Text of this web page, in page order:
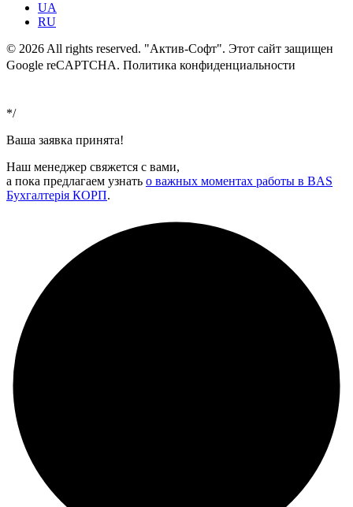
UA
RU
© 2026 All rights reserved. "Актив-Софт". Этот сайт защищен
Google reCAPTCHA. Политика конфиденциальности
*/
Ваша заявка принята!
Наш менеджер свяжется с вами,
а пока предлагаем узнать о важных моментах работы в BAS
Бухгалтерія КОРП.